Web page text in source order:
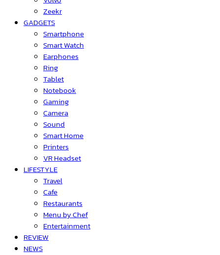
Zeekr
GADGETS
Smartphone
Smart Watch
Earphones
Ring
Tablet
Notebook
Gaming
Camera
Sound
Smart Home
Printers
VR Headset
LIFESTYLE
Travel
Cafe
Restaurants
Menu by Chef
Entertainment
REVIEW
NEWS